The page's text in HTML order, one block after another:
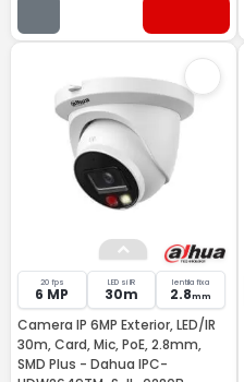
20 fps
6 MP
LED si IR
30m
lentila fixa
2.8mm
Camera IP 6MP Exterior, LED/IR
30m, Card, Mic, PoE, 2.8mm,
SMD Plus - Dahua IPC-